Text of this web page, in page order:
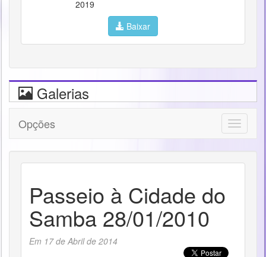
Baixar
Galerias
Toggle
Opções
Passeio à Cidade do
Samba 28/01/2010
Em 17 de Abril de 2014